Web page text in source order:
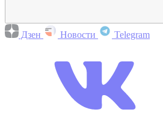
Дзен Новости Telegram